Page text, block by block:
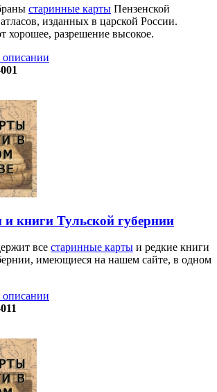
старинные карты Пензенской
изданных в царской России.
хорошее, разрешение высокое.
и книги Тульской губернии
все старинные карты и редкие книги
имеющиеся на нашем сайте, в одном